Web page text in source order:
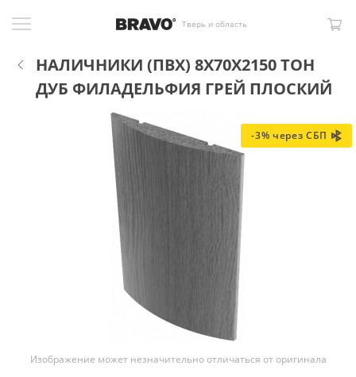
Тверь и область
НАЛИЧНИКИ (ПВХ) 8X70X2150 ТОН
ДУБ ФИЛАДЕЛЬФИЯ ГРЕЙ ПЛОСКИЙ
-3% через СБП
Изображение может незначительно отличаться от оригинала